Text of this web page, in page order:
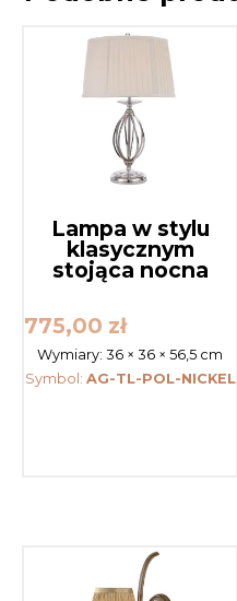
Lampa w stylu
klasycznym
stojąca nocna
775,00 zł
Wymiary:36 × 36 × 56,5 cm
Symbol: AG-TL-POL-NICKEL